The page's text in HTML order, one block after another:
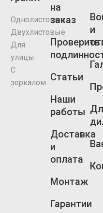
Однолистовые
Двухлистовые
Для
улицы
С
зеркалом
на
заказ
Проверить
Статьи
Наши
работы
Доставка
и
оплата
Монтаж
Гарантии
и